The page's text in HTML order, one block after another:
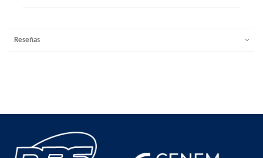
Reseñas